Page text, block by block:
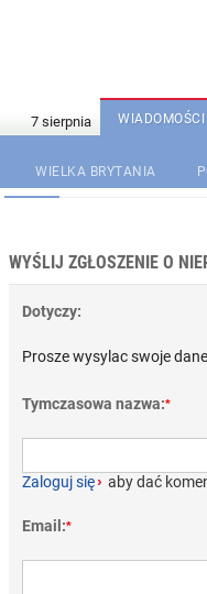
WIADOMOŚCI
WIELKA BRYTANIA
WYŚLIJ ZGŁOSZENIE O
Dotyczy:
Prosze wysylac swoje
Tymczasowa nazwa:*
Zaloguj się› aby dać
Email:*